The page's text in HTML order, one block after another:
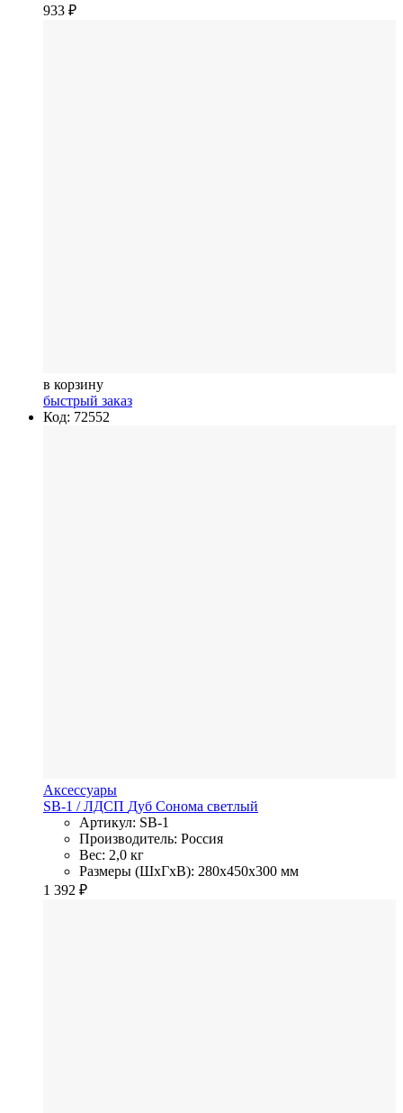
933 ₽
в корзину
быстрый заказ
Код: 72552
Аксессуары
SB-1 / ЛДСП Дуб Сонома светлый
Артикул: SB-1
Производитель: Россия
Вес: 2,0 кг
Размеры (ШхГхВ): 280x450x300 мм
1 392 ₽